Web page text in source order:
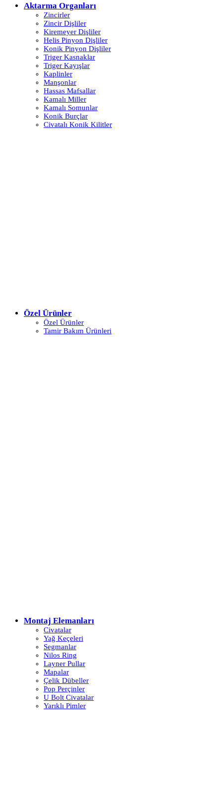
Aktarma Organları
Zincirler
Zincir Dişliler
Kiremeyer Dişliler
Helis Pinyon Dişliler
Konik Pinyon Dişliler
Triger Kasnaklar
Triger Kayışlar
Kaplinler
Manşonlar
Hassas Mafsallar
Kamalı Miller
Kamalı Somunlar
Konik Burçlar
Civatalı Konik Kilitler
Özel Ürünler
Özel Ürünler
Tamir Bakım Ürünleri
Montaj Elemanları
Civatalar
Yağ Keçeleri
Segmanlar
Nilos Ring
Layner Pullar
Mapalar
Çelik Dübeller
Pop Perçinler
U Bolt Civatalar
Yarıklı Pimler